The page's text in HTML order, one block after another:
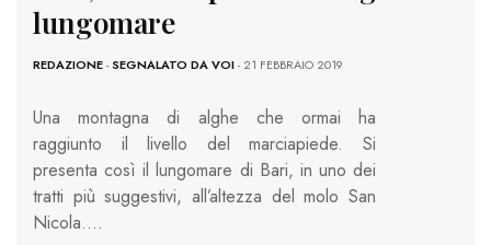
lungomare
REDAZIONE-SEGNALATO DA VOI- 21 FEBBRAIO 2019
Una montagna di alghe che ormai ha
raggiunto il livello del marciapiede. Si
presenta così il lungomare di Bari, in uno dei
tratti più suggestivi, all’altezza del molo San
Nicola….